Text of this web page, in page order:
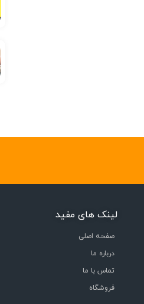
لینک های مفید
صفحه اصلی
درباره ما
تماس با ما
فروشگاه